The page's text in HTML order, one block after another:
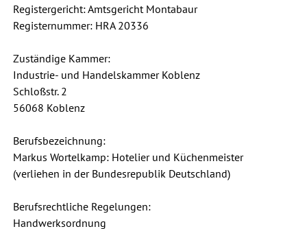
Registergericht: Amtsgericht Montabaur
Registernummer: HRA 20336
Zuständige Kammer:
Industrie- und Handelskammer Koblenz
Schloßstr. 2
56068 Koblenz
Berufsbezeichnung:
Markus Wortelkamp: Hotelier und Küchenmeister
(verliehen in der Bundesrepublik Deutschland)
Berufsrechtliche Regelungen:
Handwerksordnung